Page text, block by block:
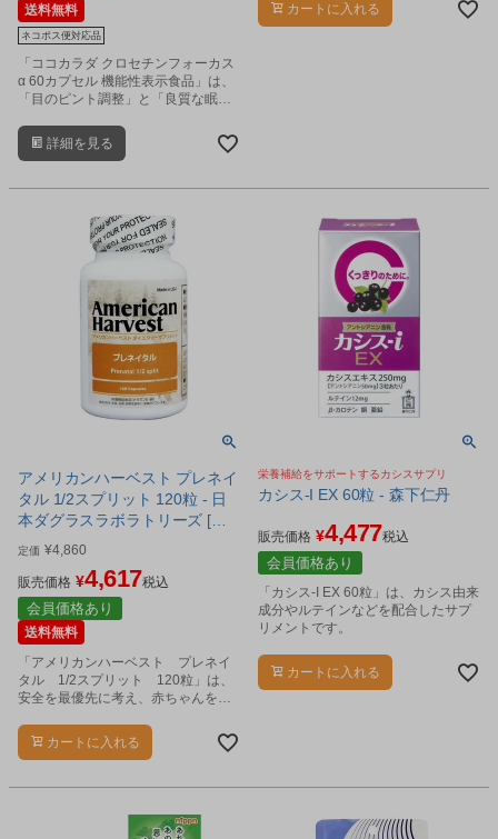
送料無料
ネコポス便対応品
「ココカラダ クロセチンフォーカス
α 60カプセル 機能性表示食品」は、
「目のピント調整」と「良質な眠
を配合したサプリメントです。
詳細を見る
カートに入れる
アメリカンハーベスト プレネイ
タル 1/2スプリット 120粒 - 日
本ダグラスラボラトリーズ [妊
娠中/妊婦]
定価 ¥4,860
販売価格 ¥4,617税込
会員価格あり
送料無料
「アメリカンハーベスト プレネイ
タル 1/2スプリット 120粒」は、
安全を最優先に考え、赤ちゃんを迎
想的なバランスで摂ることができる
専用サプリメントです。
カートに入れる
栄養補給をサポートするカシスサプリ
カシス-I EX 60粒 - 森下仁丹
販売価格 ¥4,477税込
会員価格あり
「カシス-I EX 60粒」は、カシス由来
成分やルテインなどを配合したサプ
リメントです。
カートに入れる